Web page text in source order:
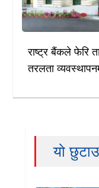
राष्ट्र बैंकले फेरि
तरलता
यो